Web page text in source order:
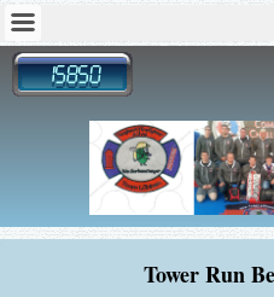
Tower Run